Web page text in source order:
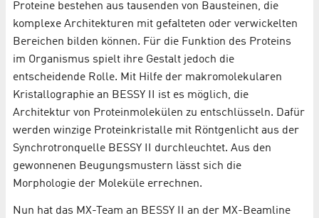
Proteine bestehen aus tausenden von Bausteinen, die
komplexe Architekturen mit gefalteten oder verwickelten
Bereichen bilden können. Für die Funktion des Proteins
im Organismus spielt ihre Gestalt jedoch die
entscheidende Rolle. Mit Hilfe der makromolekularen
Kristallographie an BESSY II ist es möglich, die
Architektur von Proteinmolekülen zu entschlüsseln. Dafür
werden winzige Proteinkristalle mit Röntgenlicht aus der
Synchrotronquelle BESSY II durchleuchtet. Aus den
gewonnenen Beugungsmustern lässt sich die
Morphologie der Moleküle errechnen.
Nun hat das MX-Team an BESSY II an der MX-Beamline